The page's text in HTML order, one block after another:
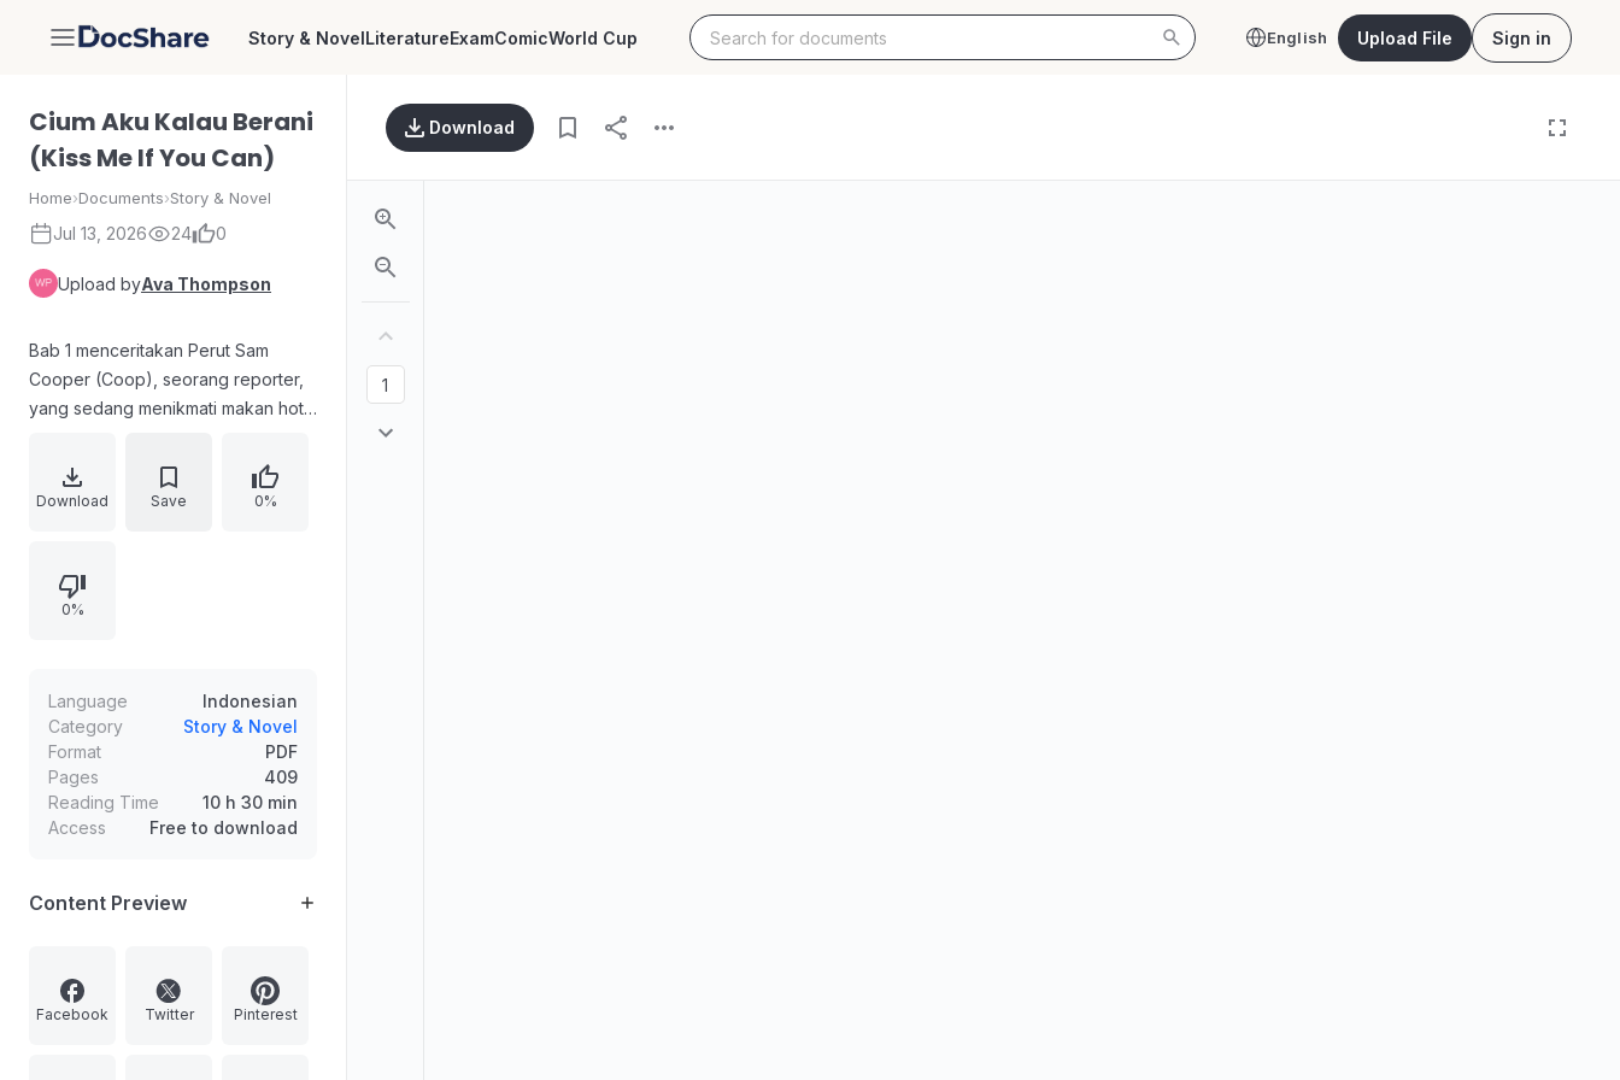
DocShare Story & NovelLiteratureExamComicWorld Cup English Upload File Sign in
Cium Aku Kalau Berani
(Kiss Me If You Can)
Home›Documents›Story & Novel
Jul 13, 2026 24 0
Upload byAva Thompson
Bab 1 menceritakan Perut Sam
Cooper (Coop), seorang reporter,
yang sedang menikmati makan hot
membosankan. Di tengah kepanikan
ketika seorang lelaki bersenjata
untuk menahan penjahat hingga
polisi datang. Setelah
merenungkan posisinya serta
kemungkinan ejekan dari keluarga
yang bekerja sebagai polisi.
Download Save 0%
0%
Language
Indonesian
Category
Story & Novel
Format
PDF
Pages
409
Reading Time
10 h 30 min
Access
Free to download
Content Preview
Facebook Twitter Pinterest
Download